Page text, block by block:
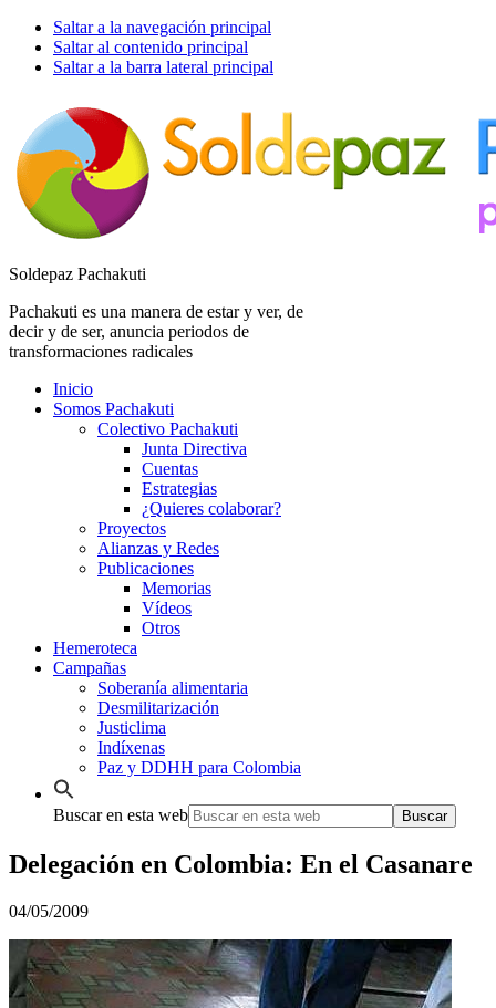
Saltar a la navegación principal
Saltar al contenido principal
Saltar a la barra lateral principal
Soldepaz Pachakuti
Pachakuti es una manera de estar y ver, de
decir y de ser, anuncia periodos de
transformaciones radicales
Inicio
Somos Pachakuti
Colectivo Pachakuti
Junta Directiva
Cuentas
Estrategias
¿Quieres colaborar?
Proyectos
Alianzas y Redes
Publicaciones
Memorias
Vídeos
Otros
Hemeroteca
Campañas
Soberanía alimentaria
Desmilitarización
Justiclima
Indíxenas
Paz y DDHH para Colombia
Buscar en esta web
Delegación en Colombia: En el Casanare
04/05/2009